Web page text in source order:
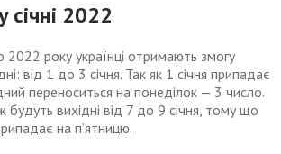
січні 2022
року українці отримають змогу
від 1 до 3 січня. Так як 1 січня припадає
переноситься на понеділок — 3 число.
вихідні від 7 до 9 січня, тому що
на п’ятницю.